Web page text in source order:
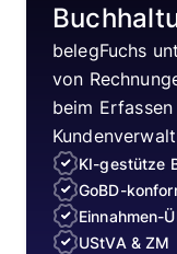
belegFuchs
von
beim
KI-gestütze
GoBD-
Einnahmen-
UStVA & ZM